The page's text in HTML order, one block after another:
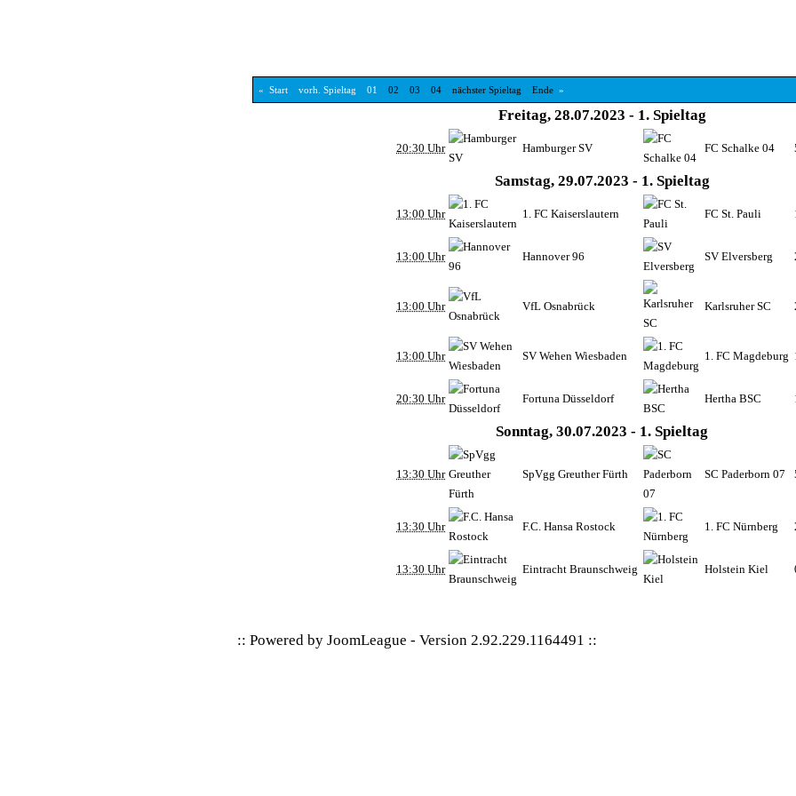
« Start vorh. Spieltag 01 02 03 04 nächster Spieltag Ende»
Freitag, 28.07.2023 - 1. Spieltag
20:30 Uhr Hamburger SV FC Schalke 04
Samstag, 29.07.2023 - 1. Spieltag
13:00 Uhr 1. FC Kaiserslautern FC St. Pauli
13:00 Uhr Hannover 96 SV Elversberg
13:00 Uhr VfL Osnabrück Karlsruher SC
13:00 Uhr SV Wehen Wiesbaden 1. FC Magdeburg
20:30 Uhr Fortuna Düsseldorf Hertha BSC
Sonntag, 30.07.2023 - 1. Spieltag
13:30 Uhr SpVgg Greuther Fürth SC Paderborn 07
13:30 Uhr F.C. Hansa Rostock 1. FC Nürnberg
13:30 Uhr Eintracht Braunschweig Holstein Kiel
:: Powered byJoomLeague -Version 2.92.229.1164491 ::